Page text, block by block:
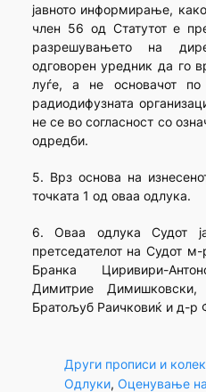
јавното информирање,
член 56 од Статутот е
разрешувањето на
одговорен уредник да го
луѓе, а не основачот
радиодифузната
не се во согласност со
одредби.
5. Врз основа на
точката 1 од оваа одлука.
6. Оваа одлука Судот
претседателот на Судот
Бранка Циривири-
Димитрие
Братољуб Раичковиќ и д-р
Други прописи и
Одлуки, Оценување